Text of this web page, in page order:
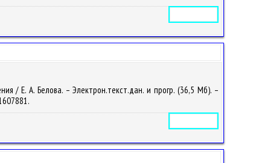
/ Е. А. Белова. – Электрон.текст.дан. и прогр. (36,5 Мб). –